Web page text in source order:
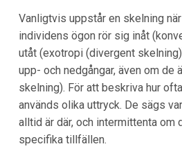
Vanligtvis uppstår en skelning
individens ögon rör sig inåt
utåt (exotropi (divergent
upp- och nedgångar, även om de
skelning). För att beskriva hur
används olika uttryck. De sägs
alltid är där, och intermittenta om
specifika tillfällen.